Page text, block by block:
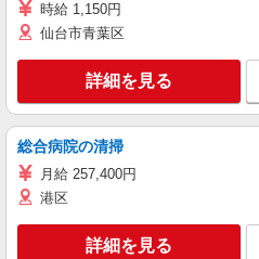
時給 1,150円
仙台市青葉区
詳細を見る
総合病院の清掃
月給 257,400円
港区
詳細を見る